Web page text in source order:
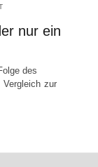
nur ein
des
zur